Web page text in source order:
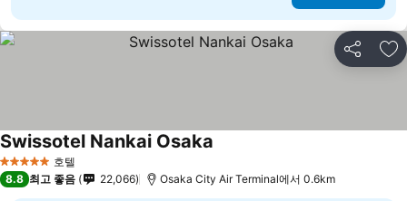
공유 즐
5 성급 호텔
Swissotel Nankai Osaka
8.8 최고 좋음 22,066 Osaka City Air Terminal에서 0.6km